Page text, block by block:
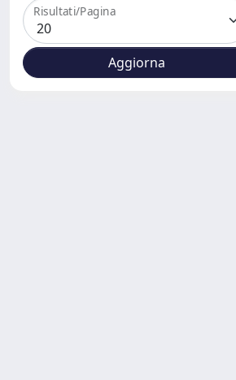
Risultati/Pagina